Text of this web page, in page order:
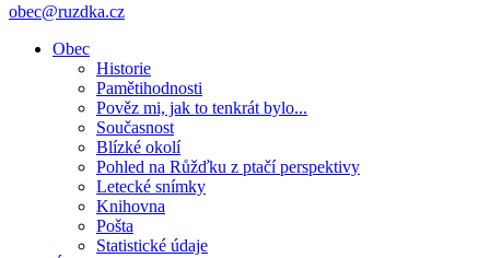
obec@ruzdka.cz
Obec
Historie
Pamětihodnosti
Pověz mi, jak to tenkrát bylo...
Současnost
Blízké okolí
Pohled na Růžďku z ptačí perspektivy
Letecké snímky
Knihovna
Pošta
Statistické údaje